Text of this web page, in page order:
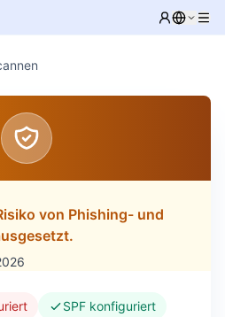
von Phishing- und
SPF konfiguriert